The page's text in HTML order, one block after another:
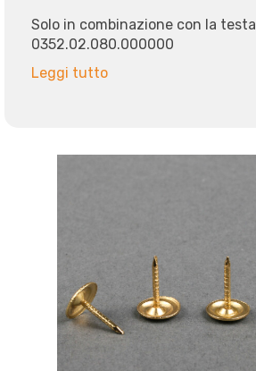
Solo in combinazione con la testa
0352.02.080.000000
Leggi tutto